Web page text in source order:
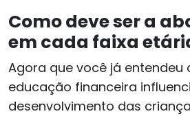
Como deve ser a
em cada faixa
Agora que você já entendeu
educação financeira
desenvolvimento das